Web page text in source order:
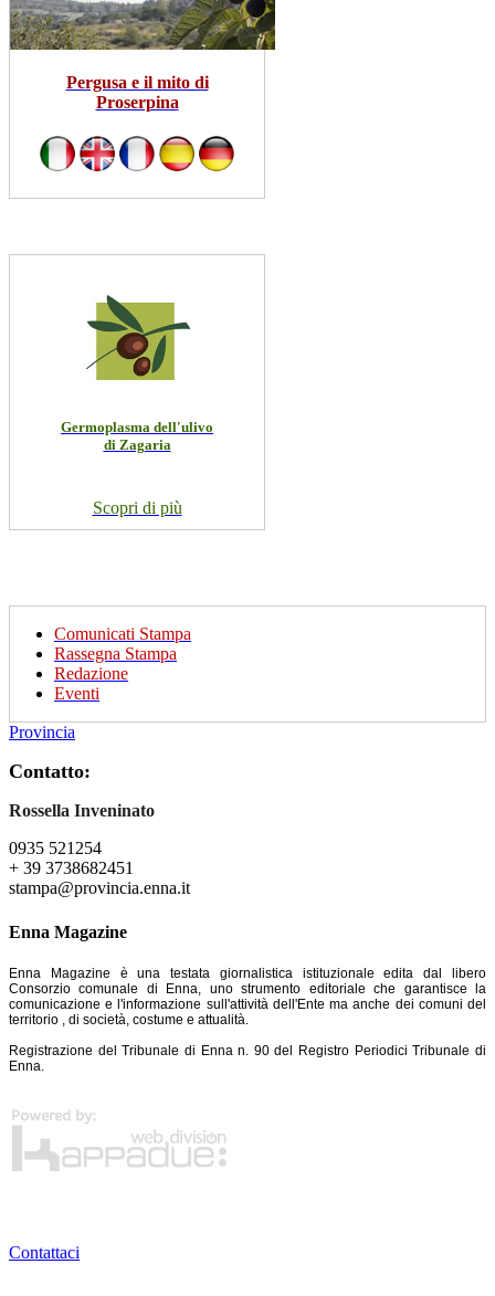
Leggi Tutto
Pergusa e il mito di
Proserpina
Germoplasma dell'ulivo
di Zagaria
Scopri di più
Comunicati Stampa
Rassegna Stampa
Redazione
Eventi
Provincia
Contatto:
Rossella Inveninato
0935 521254
+ 39 3738682451
stampa@provincia.enna.it
Enna Magazine
Enna Magazine è una testata giornalistica istituzionale edita dal libero
Consorzio comunale di Enna, uno strumento editoriale che garantisce la
comunicazione e l'informazione sull'attività dell'Ente ma anche dei comuni del
territorio , di società, costume e attualità.
Registrazione del Tribunale di Enna n. 90 del Registro Periodici Tribunale di
Enna.
Contattaci